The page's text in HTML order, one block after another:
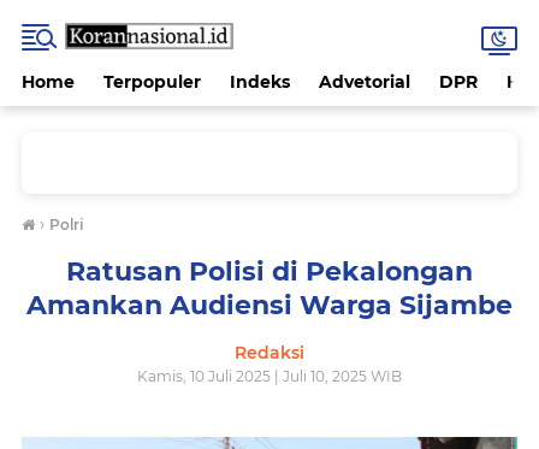
Home Terpopuler Indeks Advetorial DPR
› Polri
Ratusan Polisi di Pekalongan
Amankan Audiensi Warga Sijambe
Redaksi
Kamis, 10 Juli 2025 | Juli 10, 2025 WIB